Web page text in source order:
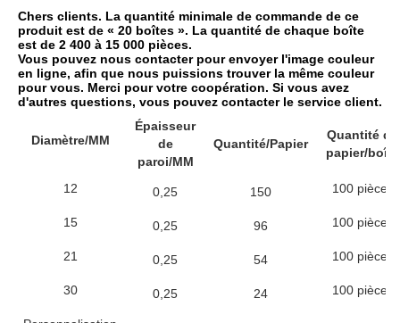
Chers clients. La quantité minimale de commande de ce
produit est de « 20 boîtes ». La quantité de chaque boîte
est de 2 400 à 15 000 pièces.
Vous pouvez nous contacter pour envoyer l'image couleur
en ligne, afin que nous puissions trouver la même couleur
pour vous. Merci pour votre coopération. Si vous avez
d'autres questions, vous pouvez contacter le service client.
Diamètre/MM
Épaisseur
de
paroi/MM
Quantité/Papier
Quantité de
papier/boîte
12 0,25 150 100 pièces
15 0,25 96 100 pièces
21 0,25 54 100 pièces
30 0,25 24 100 pièces